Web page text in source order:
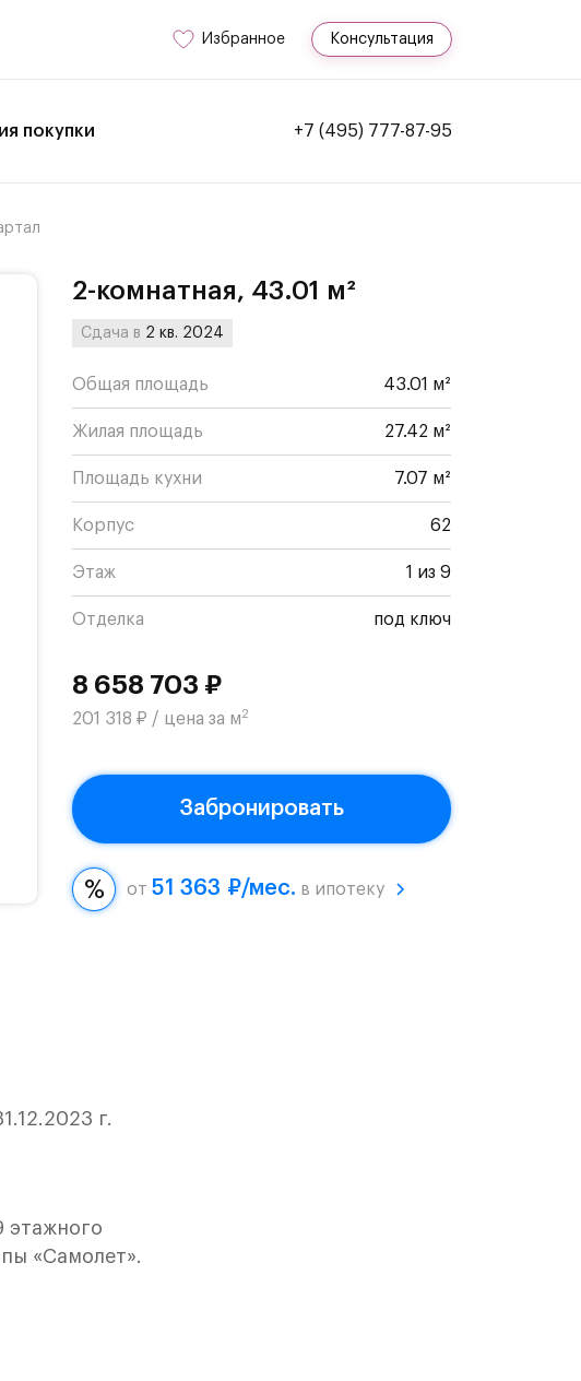
Избранное Консультация
покупки +7 (495) 777-87-95
2-комнатная, 43.01 м²
Сдача в 2 кв. 2024
Общая площадь 43.01 м²
Жилая площадь 27.42 м²
Площадь кухни 7.07 м²
Корпус 62
Этаж 1 из 9
Отделка под ключ
8 658 703 ₽
201 318 ₽ / цена за м2
Забронировать
от 51 363 ₽/мес. в ипотеку
г.
этажного
«Самолет».